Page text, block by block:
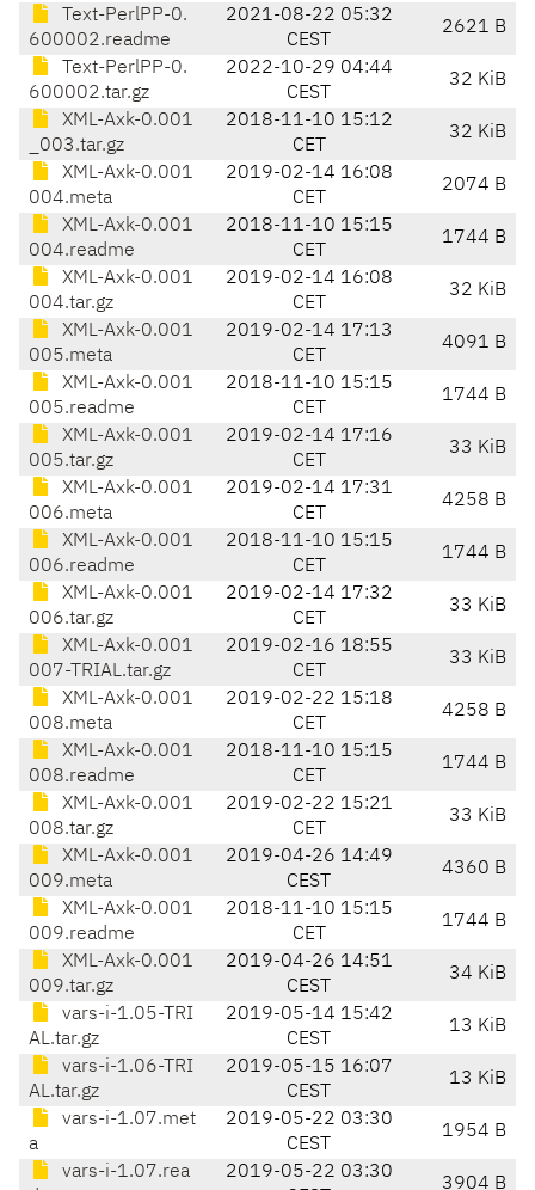
Text-PerlPP-0.
600002.readme
2021-08-22 05:32
CEST
2621 B
Text-PerlPP-0.
600002.tar.gz
2022-10-29 04:44
CEST
32 KiB
XML-Axk-0.001
_003.tar.gz
2018-11-10 15:12
CET
32 KiB
XML-Axk-0.001
004.meta
2019-02-14 16:08
CET
2074 B
XML-Axk-0.001
004.readme
2018-11-10 15:15
CET
1744 B
XML-Axk-0.001
004.tar.gz
2019-02-14 16:08
CET
32 KiB
XML-Axk-0.001
005.meta
2019-02-14 17:13
CET
4091 B
XML-Axk-0.001
005.readme
2018-11-10 15:15
CET
1744 B
XML-Axk-0.001
005.tar.gz
2019-02-14 17:16
CET
33 KiB
XML-Axk-0.001
006.meta
2019-02-14 17:31
CET
4258 B
XML-Axk-0.001
006.readme
2018-11-10 15:15
CET
1744 B
XML-Axk-0.001
006.tar.gz
2019-02-14 17:32
CET
33 KiB
XML-Axk-0.001
007-TRIAL.tar.gz
2019-02-16 18:55
CET
33 KiB
XML-Axk-0.001
008.meta
2019-02-22 15:18
CET
4258 B
XML-Axk-0.001
008.readme
2018-11-10 15:15
CET
1744 B
XML-Axk-0.001
008.tar.gz
2019-02-22 15:21
CET
33 KiB
XML-Axk-0.001
009.meta
2019-04-26 14:49
CEST
4360 B
XML-Axk-0.001
009.readme
2018-11-10 15:15
CET
1744 B
XML-Axk-0.001
009.tar.gz
2019-04-26 14:51
CEST
34 KiB
vars-i-1.05-TRI
AL.tar.gz
2019-05-14 15:42
CEST
13 KiB
vars-i-1.06-TRI
AL.tar.gz
2019-05-15 16:07
CEST
13 KiB
vars-i-1.07.met
a
2019-05-22 03:30
CEST
1954 B
vars-i-1.07.rea
2019-05-22 03:30
3904 B